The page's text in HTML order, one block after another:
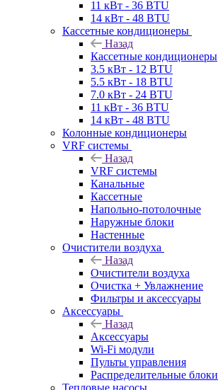
11 кВт - 36 BTU
14 кВт - 48 BTU
Кассетные кондиционеры
Назад
Кассетные кондиционеры
3.5 кВт - 12 BTU
5.5 кВт - 18 BTU
7.0 кВт - 24 BTU
11 кВт - 36 BTU
14 кВт - 48 BTU
Колонные кондиционеры
VRF системы
Назад
VRF системы
Канальные
Кассетные
Напольно-потолочные
Наружные блоки
Настенные
Очистители воздуха
Назад
Очистители воздуха
Очистка + Увлажнение
Фильтры и аксессуары
Аксессуары
Назад
Аксессуары
Wi-Fi модули
Пульты управления
Распределительные блоки
Тепловые насосы